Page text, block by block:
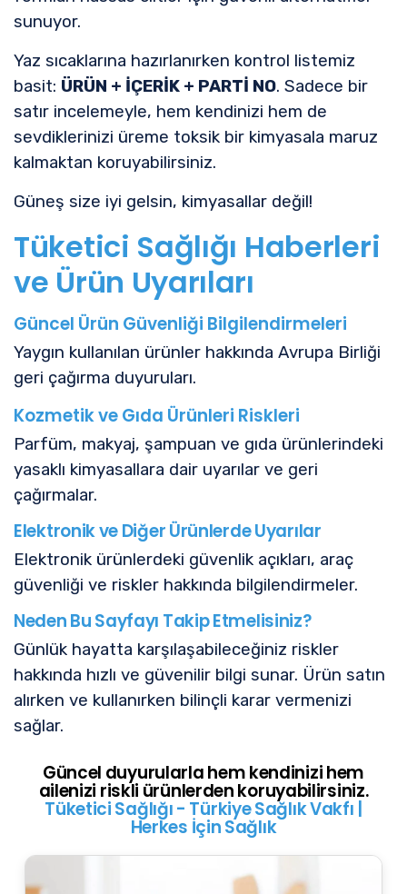
sunuyor.
Yaz sıcaklarına hazırlanırken kontrol listemiz
basit: ÜRÜN + İÇERİK + PARTİ NO. Sadece bir
satır incelemeyle, hem kendinizi hem de
sevdiklerinizi üreme toksik bir kimyasala maruz
kalmaktan koruyabilirsiniz.
Güneş size iyi gelsin, kimyasallar değil!
Tüketici Sağlığı Haberleri
ve Ürün Uyarıları
Güncel Ürün Güvenliği Bilgilendirmeleri
Yaygın kullanılan ürünler hakkında Avrupa Birliği
geri çağırma duyuruları.
Kozmetik ve Gıda Ürünleri Riskleri
Parfüm, makyaj, şampuan ve gıda ürünlerindeki
yasaklı kimyasallara dair uyarılar ve geri
çağırmalar.
Elektronik ve Diğer Ürünlerde Uyarılar
Elektronik ürünlerdeki güvenlik açıkları, araç
güvenliği ve riskler hakkında bilgilendirmeler.
Neden Bu Sayfayı Takip Etmelisiniz?
Günlük hayatta karşılaşabileceğiniz riskler
hakkında hızlı ve güvenilir bilgi sunar. Ürün satın
alırken ve kullanırken bilinçli karar vermenizi
sağlar.
Güncel duyurularla hem kendinizi hem
ailenizi riskli ürünlerden koruyabilirsiniz.
Tüketici Sağlığı - Türkiye Sağlık Vakfı |
Herkes İçin Sağlık